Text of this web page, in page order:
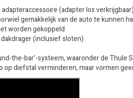
(adapter los verkrijgbaar)
gemakkelijk van de auto te kunnen
worden gekoppeld
(inclusief sloten)
the-bar'-systeem, waaronder de Thule
diefstal verminderen, maar vormen